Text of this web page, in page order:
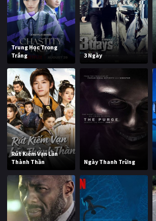
Trung Học Trong
Trắng
3 Ngày
Rút Kiếm Vạn Lần
Thành Thần
Ngày Thanh Trừng